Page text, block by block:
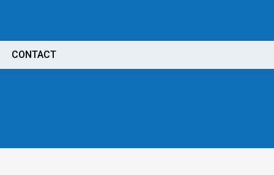
CONTACT